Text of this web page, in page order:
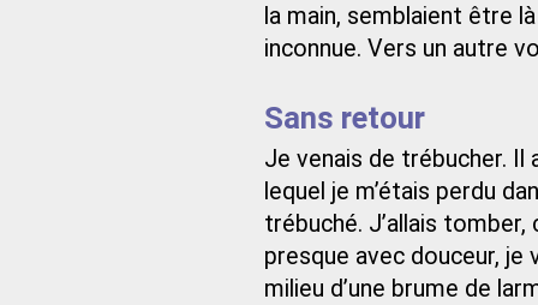
la main, semblaient être
inconnue. Vers un autre
Sans retour
Je venais de trébucher. Il
lequel je m’étais perdu
trébuché. J’allais
presque avec douceur, je
milieu d’une brume de